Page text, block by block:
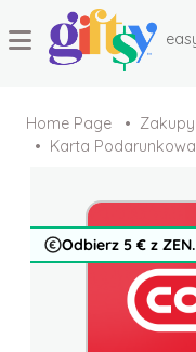
Home Page
Zakupy
Karta
Odbierz 5 € z